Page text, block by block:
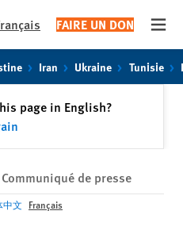
FAIRE UN DON
Iran Ukraine Tunisie
page in English?
Communiqué de presse
中文 Français